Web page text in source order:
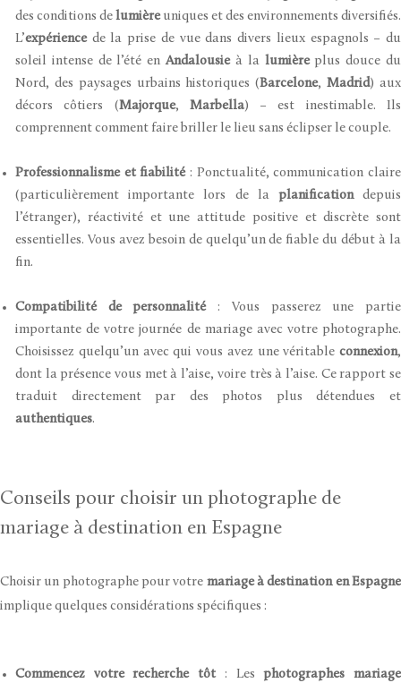
des conditions de lumièreuniques et des environnements diversifiés.
L’expériencede la prise de vue dans divers lieux espagnols – du
soleil intense de l’été enAndalousieà la lumièreplus douce du
Nord, des paysages urbains historiques (Barcelone,Madrid) aux
décors côtiers (Majorque, Marbella) – est inestimable. Ils
comprennent comment faire briller le lieu sans éclipser le couple.
Professionnalisme et fiabilité: Ponctualité, communication claire
(particulièrement importante lors de la planificationdepuis
l’étranger), réactivité et une attitude positive et discrète sont
essentielles. Vous avez besoin de quelqu’un de fiable du début à la
fin.
Compatibilité de personnalité: Vous passerez une partie
importante de votre journée de mariage avec votre photographe.
Choisissez quelqu’un avec qui vous avez une véritable connexion,
dont la présence vous met à l’aise, voire très à l’aise. Ce rapport se
traduit directement par des photos plus détendues et
authentiques.
Conseils pour choisir un photographe de
mariage à destination en Espagne
Choisir un photographe pour votre mariage à destination en Espagne
implique quelques considérations spécifiques :
Commencez votre recherche tôt: Lesphotographes mariage